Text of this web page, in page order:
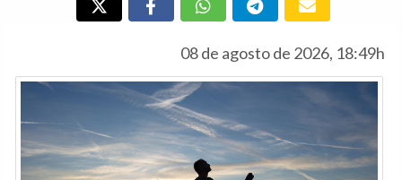
08 de agosto de 2026, 18:49h